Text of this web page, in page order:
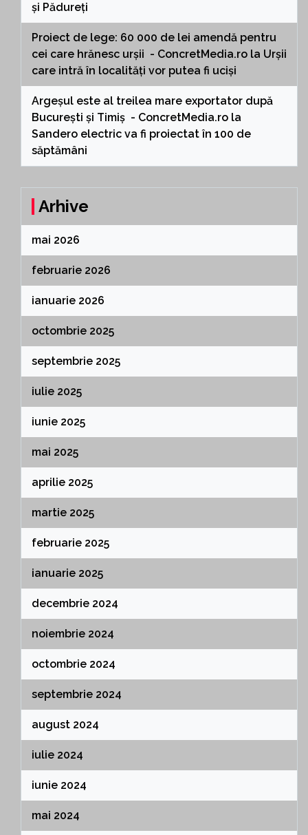
și Pădureți
Proiect de lege: 60 000 de lei amendă pentru
cei care hrănesc urșii - ConcretMedia.ro la Urșii
care intră în localități vor putea fi uciși
Argeșul este al treilea mare exportator după
București și Timiș - ConcretMedia.ro la
Sandero electric va fi proiectat în 100 de
săptămâni
Arhive
mai 2026
februarie 2026
ianuarie 2026
octombrie 2025
septembrie 2025
iulie 2025
iunie 2025
mai 2025
aprilie 2025
martie 2025
februarie 2025
ianuarie 2025
decembrie 2024
noiembrie 2024
octombrie 2024
septembrie 2024
august 2024
iulie 2024
iunie 2024
mai 2024